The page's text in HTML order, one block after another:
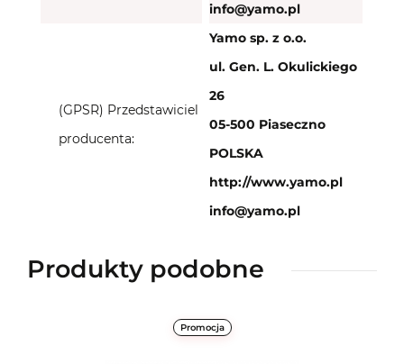
info@yamo.pl
(GPSR) Przedstawiciel
producenta:
Yamo sp. z o.o.
ul. Gen. L. Okulickiego
26
05-500 Piaseczno
POLSKA
http://www.yamo.pl
info@yamo.pl
Produkty podobne
Promocja